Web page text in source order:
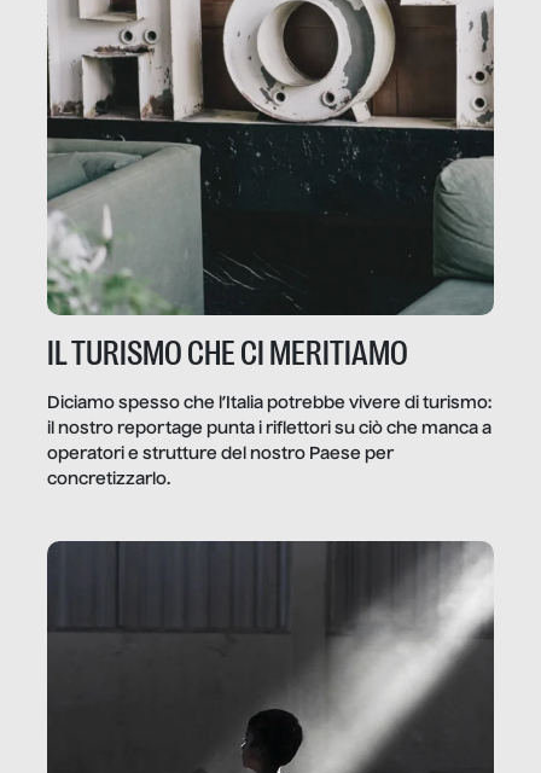
IL TURISMO CHE CI MERITIAMO
Diciamo spesso che l’Italia potrebbe vivere di turismo:
il nostro reportage punta i riflettori su ciò che manca a
operatori e strutture del nostro Paese per
concretizzarlo.